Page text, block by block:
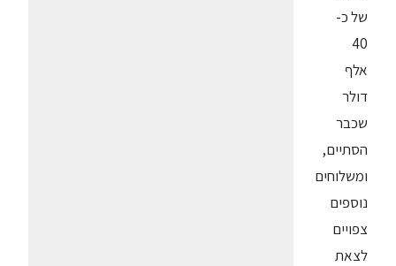
של כ-
40
אלף
דולר
שכבר
הסתיים,
ומשלוחים
נוספים
צפויים
לצאת